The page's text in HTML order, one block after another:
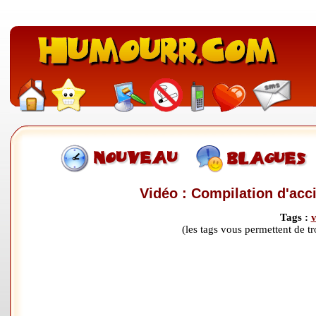
Vidéo : Compilation
Tags :
(les tags vous permettent de